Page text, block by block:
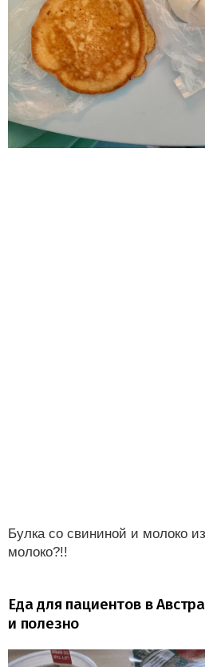
Булка со свининой и молоко
молоко?!!
Еда для пациентов в
и полезно